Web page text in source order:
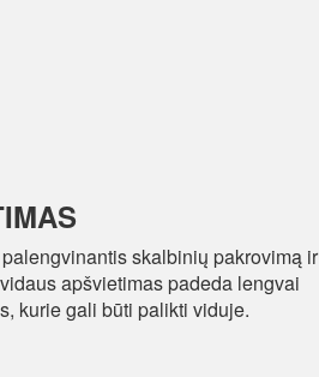
skalbinių pakrovimą ir
apšvietimas padeda lengvai
kurie gali būti palikti viduje.